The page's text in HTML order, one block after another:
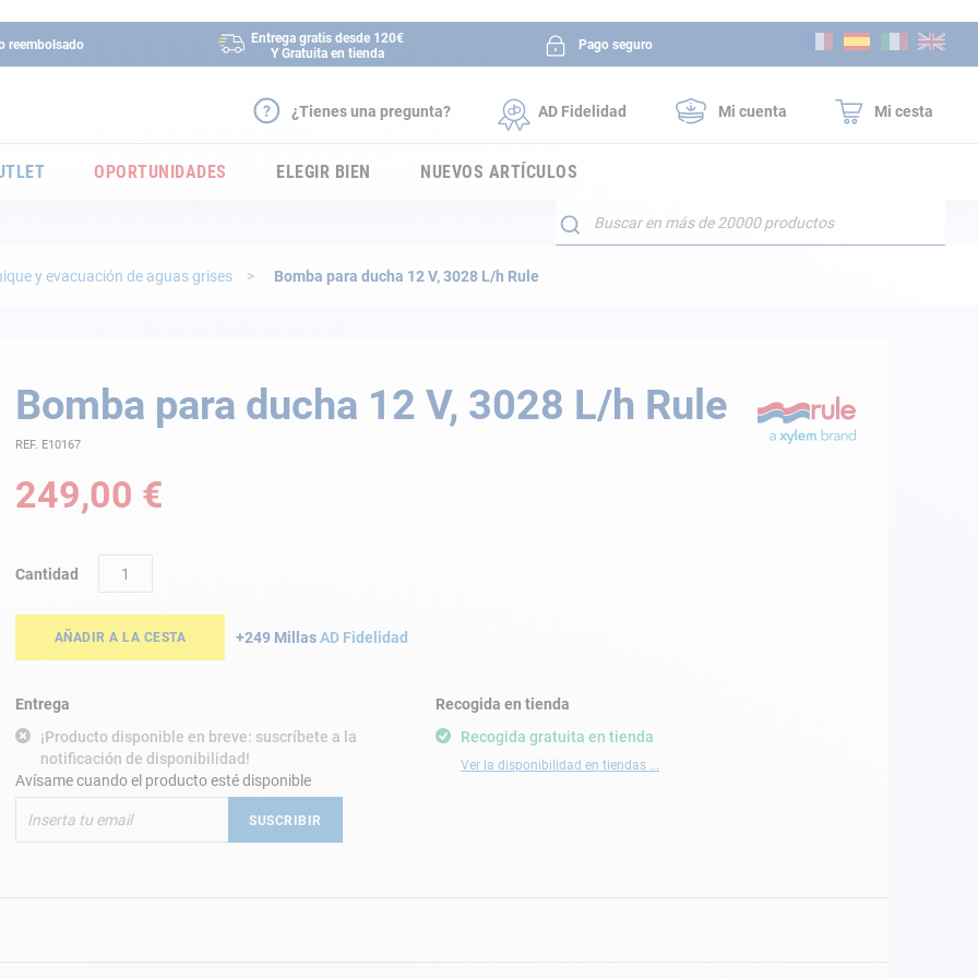
reembolsado
Entrega gratis desde 120€
Y Gratuita en tienda
Pago seguro
¿Tienes una pregunta? AD Fidelidad Mi cuenta Mi cesta
OPORTUNIDADES ELEGIR BIEN NUEVOS ARTÍCULOS
Buscar
y evacuación de aguas grises Bomba para ducha 12 V, 3028 L/h Rule
Bomba para ducha 12 V, 3028 L/h Rule
REF. E10167
249,00 €
Cantidad
AÑADIR A LA CESTA +249 MillasAD Fidelidad
Entrega
¡Producto disponible en breve: suscríbete a la
notificación de disponibilidad!
Avísame cuando el producto esté disponible
SUSCRIBIR
Recogida gratuita en tienda
Ver la disponibilidad en tiendas ...
Recogida en tienda